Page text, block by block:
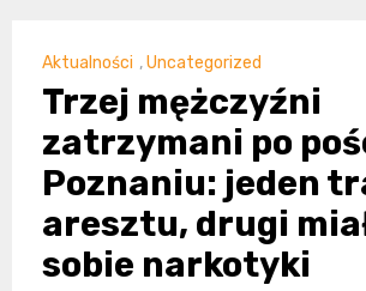
Aktualności ,Uncategorized
Trzej mężczyźni
zatrzymani po
Poznaniu: jeden
aresztu, drugi
sobie narkotyki